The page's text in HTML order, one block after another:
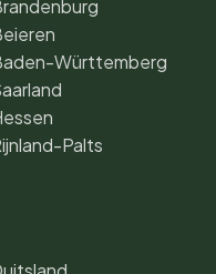
Württemberg
Palts